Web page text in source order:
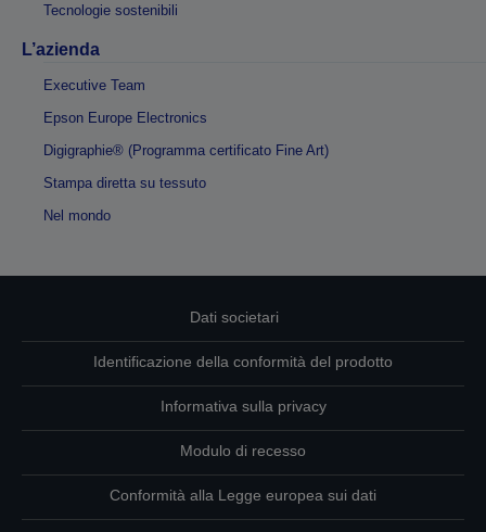
Tecnologie sostenibili
L’azienda
Executive Team
Epson Europe Electronics
Digigraphie® (Programma certificato Fine Art)
Stampa diretta su tessuto
Nel mondo
Dati societari
Identificazione della conformità del prodotto
Informativa sulla privacy
Modulo di recesso
Conformità alla Legge europea sui dati